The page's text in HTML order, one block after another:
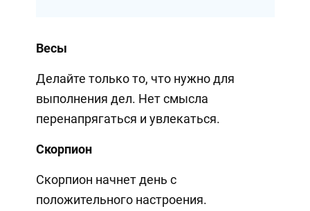
Весы
Делайте только то, что нужно для
выполнения дел. Нет смысла
перенапрягаться и увлекаться.
Скорпион
Скорпион начнет день с
положительного настроения.